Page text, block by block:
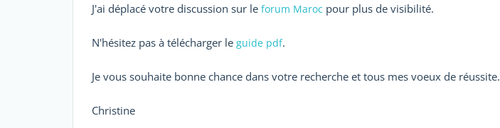
J'ai déplacé votre discussion sur le forum Maroc pour plus de visibilité.
N'hésitez pas à télécharger le guide pdf.
Je vous souhaite bonne chance dans votre recherche et tous mes voeux de réussite.
Christine